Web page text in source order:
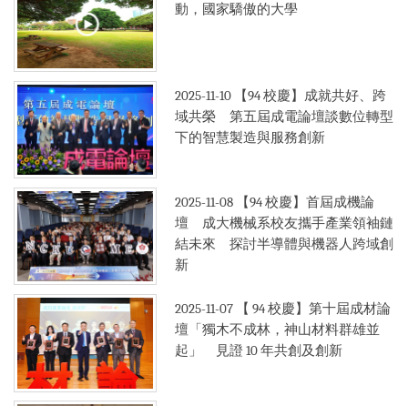
動，國家驕傲的大學
2025-11-10
【94 校慶】成就共好、跨
域共榮 第五屆成電論壇談數位轉型
下的智慧製造與服務創新
2025-11-08
【94 校慶】首屆成機論
壇 成大機械系校友攜手產業領袖鏈
結未來 探討半導體與機器人跨域創
新
2025-11-07
【 94 校慶】第十屆成材論
壇「獨木不成林，神山材料群雄並
起」 見證 10 年共創及創新